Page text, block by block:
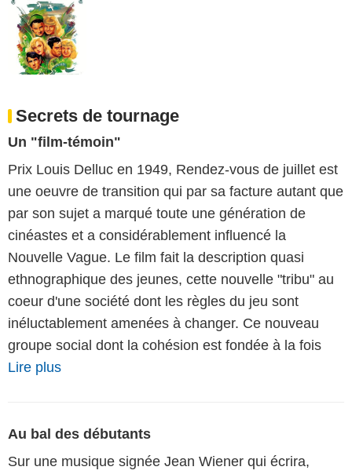
Secrets de tournage
Un "film-témoin"
Prix Louis Delluc en 1949, Rendez-vous de juillet est
une oeuvre de transition qui par sa facture autant que
par son sujet a marqué toute une génération de
cinéastes et a considérablement influencé la
Nouvelle Vague. Le film fait la description quasi
ethnographique des jeunes, cette nouvelle "tribu" au
coeur d'une société dont les règles du jeu sont
inéluctablement amenées à changer. Ce nouveau
groupe social dont la cohésion est fondée à la fois
Lire plus
Au bal des débutants
Sur une musique signée Jean Wiener qui écrira,